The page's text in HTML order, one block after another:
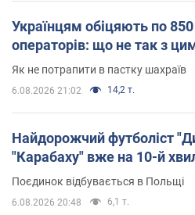
Українцям обіцяють по 850
операторів: що не так з
Як не потрапити в пастку шахраїв
6.08.2026 21:02 14,2 т.
Найдорожчий футболіст
"Карабаху" вже на 10-й
Поєдинок відбувається в Польщі
6.08.2026 20:48 6,1 т.